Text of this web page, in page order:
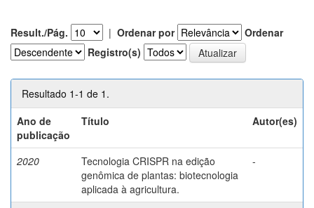
Result./Pág. | Ordenar por
Ordenar
Registro(s)
Resultado 1-1 de 1.
Ano de
publicação
Título Autor(es)
2020
Tecnologia CRISPR na edição
genômica de plantas: biotecnologia
aplicada à agricultura.
-